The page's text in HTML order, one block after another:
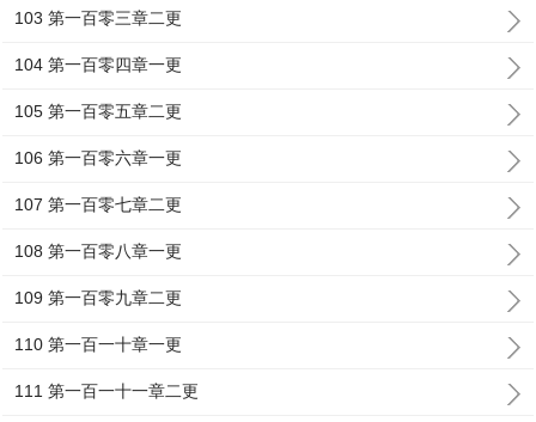
103 第一百零三章二更
104 第一百零四章一更
105 第一百零五章二更
106 第一百零六章一更
107 第一百零七章二更
108 第一百零八章一更
109 第一百零九章二更
110 第一百一十章一更
111 第一百一十一章二更